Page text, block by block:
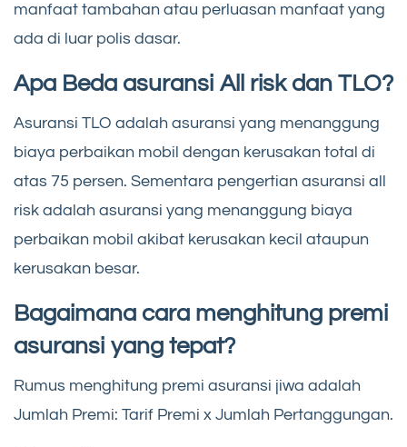
manfaat tambahan atau perluasan manfaat yang
ada di luar polis dasar.
Apa Beda asuransi All risk dan TLO?
Asuransi TLO adalah asuransi yang menanggung
biaya perbaikan mobil dengan kerusakan total di
atas 75 persen. Sementara pengertian asuransi all
risk adalah asuransi yang menanggung biaya
perbaikan mobil akibat kerusakan kecil ataupun
kerusakan besar.
Bagaimana cara menghitung premi
asuransi yang tepat?
Rumus menghitung premi asuransi jiwa adalah
Jumlah Premi: Tarif Premi x Jumlah Pertanggungan.